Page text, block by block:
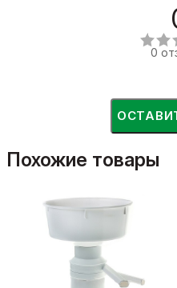
0
Похожие товары